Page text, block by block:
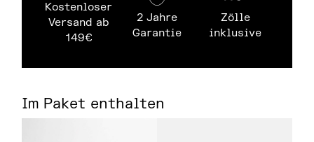
Kostenloser
Versand ab
149€
2 Jahre
Garantie
Zölle
inklusive
Im Paket enthalten